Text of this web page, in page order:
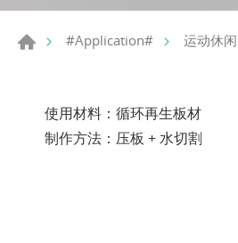
#Application# 运动休闲
使用材料：循环再生板材
制作方法：压板 + 水切割